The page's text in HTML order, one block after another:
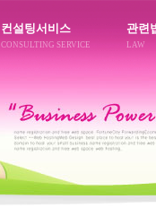
컨설팅서비스
CONSULTING SERVICE
관련
LAW